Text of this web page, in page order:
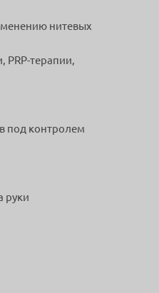
нитевых
PRP-терапии,
под контролем
руки